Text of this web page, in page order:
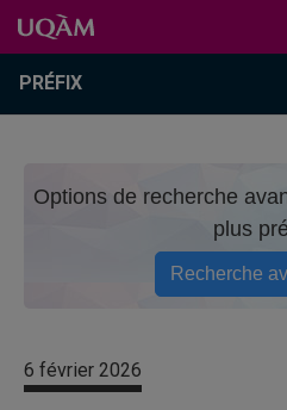
Passer au contenu
Accéder au menu principal
Accéder à la recherche
Passer au contenu
Accéder au menu principal
PRÉFIX
Options de recherche
plus
Recherche
6 février 2026